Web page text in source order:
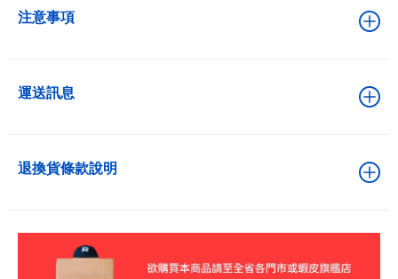
注意事項
運送訊息
退換貨條款說明